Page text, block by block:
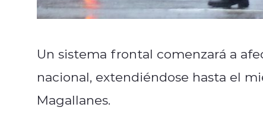
Un sistema frontal comenzará a
nacional, extendiéndose hasta el
Magallanes.